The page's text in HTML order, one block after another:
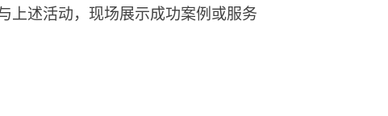
上述活动，现场展示成功案例或服务